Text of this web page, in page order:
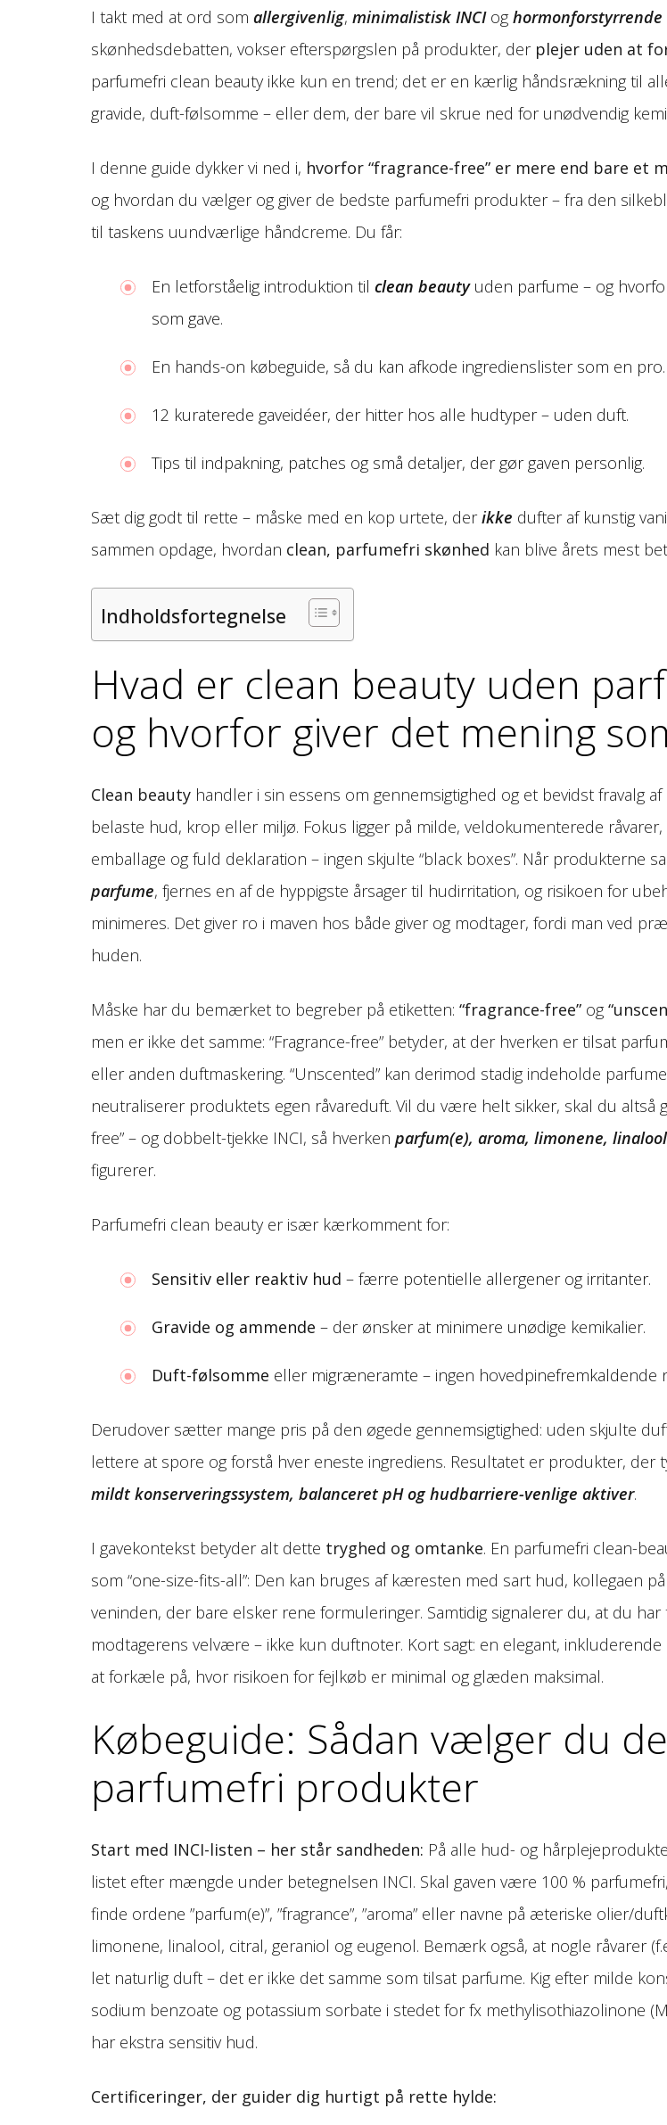
I takt med at ord som allergivenlig, minimalistisk INCIog
skønhedsdebatten, vokser efterspørgslen på produkter, der plejer uden at
parfumefri clean beauty ikke kun en trend; det er en kærlig håndsrækning til
gravide, duft-følsomme – eller dem, der bare vil skrue ned for unødvendig
I denne guide dykker vi ned i, hvorfor “fragrance-free” er mere end bare et
og hvordan du vælger og giver de bedste parfumefri produkter – fra den
til taskens uundværlige håndcreme. Du får:
En letforståelig introduktion til clean beautyuden parfume – og
som gave.
En hands-on købeguide, så du kan afkode ingredienslister som en pro.
12 kuraterede gaveidéer, der hitter hos alle hudtyper – uden duft.
Tips til indpakning, patches og små detaljer, der gør gaven personlig.
Sæt dig godt til rette – måske med en kop urtete, derikke dufter af kunstig
sammen opdage, hvordan clean, parfumefri skønhed kan blive årets mest
Indholdsfortegnelse
Hvad er clean beauty uden
og hvorfor giver det mening
Clean beauty handler i sin essens om gennemsigtighed og et bevidst fravalg
belaste hud, krop eller miljø. Fokus ligger på milde, veldokumenterede
emballage og fuld deklaration – ingen skjulte “black boxes”. Når produkterne
parfume, fjernes en af de hyppigste årsager til hudirritation, og risikoen for
minimeres. Det giver ro i maven hos både giver og modtager, fordi man ved
huden.
Måske har du bemærket to begreber på etiketten: “fragrance-free” og
men er ikke det samme: “Fragrance-free” betyder, at der hverken er tilsat
eller anden duftmaskering. “Unscented” kan derimod stadig indeholde
neutraliserer produktets egen råvareduft. Vil du være helt sikker, skal du altså
free” – og dobbelt-tjekke INCI, så hverken parfum(e), aroma, limonene, linalool
figurerer.
Parfumefri clean beauty er især kærkomment for:
Sensitiv eller reaktiv hud – færre potentielle allergener og irritanter.
Gravide og ammende – der ønsker at minimere unødige kemikalier.
Duft-følsomme eller migræneramte – ingen hovedpinefremkaldende
Derudover sætter mange pris på den øgede gennemsigtighed: uden skjulte
lettere at spore og forstå hver eneste ingrediens. Resultatet er produkter, der
mildt konserveringssystem, balanceret pH og hudbarriere-venlige aktiver.
I gavekontekst betyder alt dette tryghed og omtanke. En parfumefri clean-
som “one-size-fits-all”: Den kan bruges af kæresten med sart hud, kollegaen
veninden, der bare elsker rene formuleringer. Samtidig signalerer du, at du
modtagerens velvære – ikke kun duftnoter. Kort sagt: en elegant,
at forkæle på, hvor risikoen for fejlkøb er minimal og glæden maksimal.
Købeguide: Sådan vælger du
parfumefri produkter
Start med INCI-listen – her står sandheden: På alle hud- og
listet efter mængde under betegnelsen INCI. Skal gaven være 100 %
finde ordene ”parfum(e)”, ”fragrance”, ”aroma” eller navne på æteriske olier/
limonene, linalool, citral, geraniol og eugenol. Bemærk også, at nogle råvarer
let naturlig duft – det er ikke det samme som tilsat parfume. Kig efter milde
sodium benzoate og potassium sorbate i stedet for fx methylisothiazolinone
har ekstra sensitiv hud.
Certificeringer, der guider dig hurtigt på rette hylde: